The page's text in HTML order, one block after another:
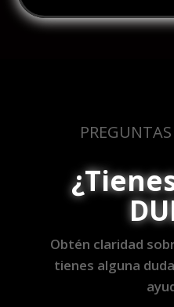
Obtén claridad
tienes alguna